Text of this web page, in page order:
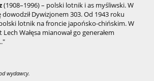
(1908–1996) – polski lotnik i as myśliwski. W
Dywizjonem 303. Od 1943 roku
lotnik na froncie japońsko-chińskim. W
Wałęsa mianował go generałem
wydawcy.